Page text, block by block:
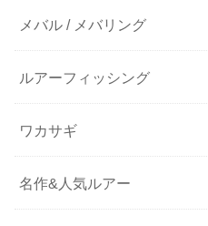
メバル / メバリング
ルアーフィッシング
ワカサギ
名作&人気ルアー